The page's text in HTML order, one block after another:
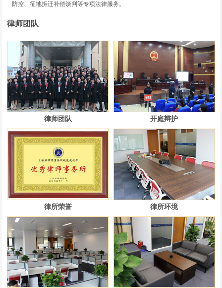
防控、征地拆迁补偿谈判等专项法律服务。
律师团队
律师团队 开庭辩护
律所荣誉 律所环境